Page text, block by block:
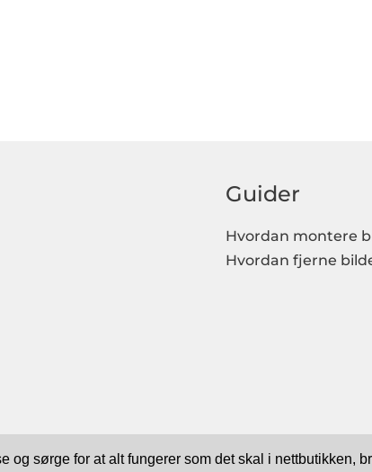
og sørge for at alt fungerer som det skal i nettbutikken,
Guider
Hvordan montere
Hvordan fjerne